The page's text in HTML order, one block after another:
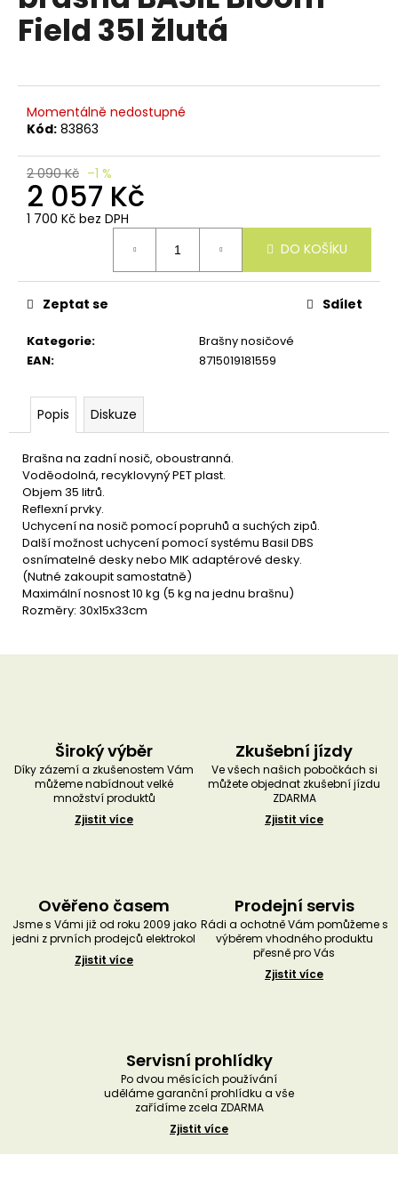
0,0
Field 35l žlutá
Momentálně nedostupné
Kód: 83863
2 090 Kč –1 %
2 057 Kč
1 700 Kč bez DPH
DO KOŠÍKU
Kategorie:
Brašny nosičové
EAN: 8715019181559
Zeptat se Sdílet
Popis Diskuze
Brašna na zadní nosič, oboustranná.
Voděodolná, recyklovyný PET plast.
Objem 35 litrů.
Reflexní prvky.
Uchycení na nosič pomocí popruhů a suchých zipů.
Další možnost uchycení pomocí systému Basil DBS
osnímatelné desky nebo MIK adaptérové desky.
(Nutné zakoupit samostatně)
Maximální nosnost 10 kg (5 kg na jednu brašnu)
Rozměry: 30x15x33cm
Široký výběr
Díky zázemí a zkušenostem Vám
můžeme nabídnout velké
množství produktů
Zjistit více
Zkušební jízdy
Ve všech našich pobočkách si
můžete objednat zkušební jízdu
ZDARMA
Zjistit více
Ověřeno časem
Jsme s Vámi již od roku 2009 jako
jedni z prvních prodejců elektrokol
Zjistit více
Prodejní servis
Rádi a ochotně Vám pomůžeme s
výběrem vhodného produktu
přesně pro Vás
Zjistit více
Servisní prohlídky
Po dvou měsících používání
uděláme garanční prohlídku a vše
zařídíme zcela ZDARMA
Zjistit více
n
a
t
?
HLEDAT
o
p
o
u
e
m
e